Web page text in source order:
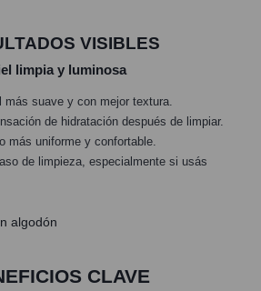
VISIBLES
limpia y luminosa
más suave y con mejor textura.
de hidratación después de limpiar.
más uniforme y confortable.
de limpieza, especialmente si usás
CLAVE